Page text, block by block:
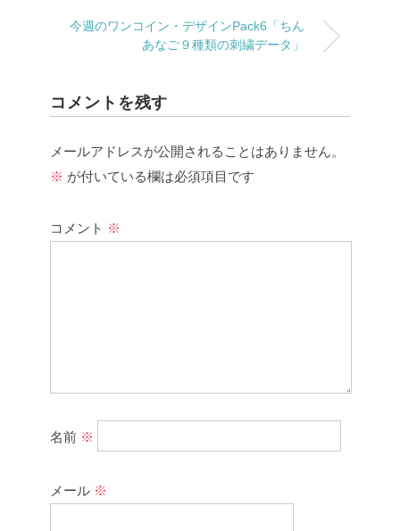
今週のワンコイン・デザインPack6「ちん
あなご９種類の刺繍データ」
コメントを残す
メールアドレスが公開されることはありません。
※ が付いている欄は必須項目です
コメント ※
名前 ※
メール ※